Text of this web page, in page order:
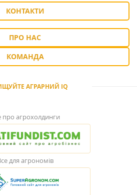
КОНТАКТИ
ПРО НАС
КОМАНДА
АГРАРНИЙ IQ
про агрохолдинги
для агрономів